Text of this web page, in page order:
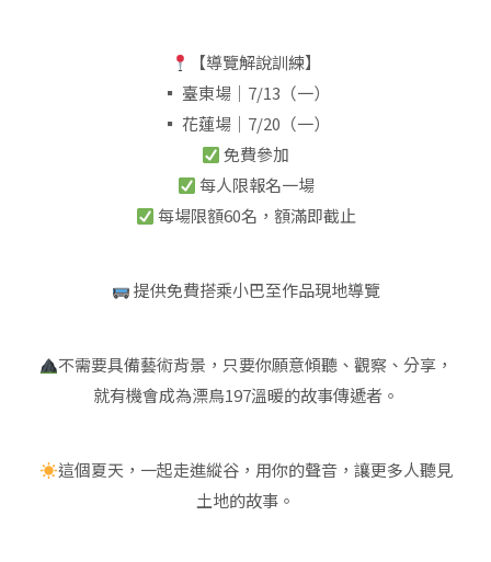
【導覽解說訓練】
▪ 臺東場｜7/13（一）
▪ 花蓮場｜7/20（一）
免費參加
每人限報名一場
每場限額60名，額滿即截止
提供免費搭乘小巴至作品現地導覽
不需要具備藝術背景，只要你願意傾聽、觀察、分享，
就有機會成為漂鳥197溫暖的故事傳遞者。
這個夏天，一起走進縱谷，用你的聲音，讓更多人聽見
土地的故事。